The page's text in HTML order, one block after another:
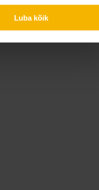
Luba kõik